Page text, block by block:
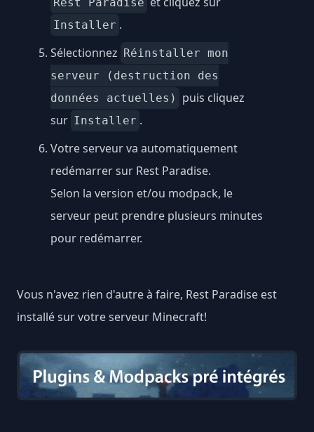
Installer .
Sélectionnez Réinstaller mon
serveur (destruction des
données actuelles)
puis cliquez
sur Installer .
Votre serveur va automatiquement
redémarrer sur Rest Paradise.
Selon la version et/ou modpack, le
serveur peut prendre plusieurs minutes
pour redémarrer.
Vous n'avez rien d'autre à faire, Rest Paradise est
installé sur votre serveur Minecraft!